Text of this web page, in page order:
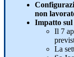
non
Impatto sul
Il 7
La